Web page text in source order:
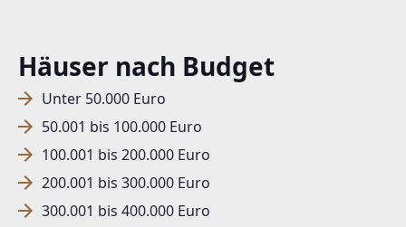
Häuser nach Budget
Unter 50.000 Euro
50.001 bis 100.000 Euro
100.001 bis 200.000 Euro
200.001 bis 300.000 Euro
300.001 bis 400.000 Euro